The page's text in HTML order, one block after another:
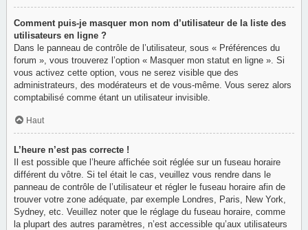
Comment puis-je masquer mon nom d’utilisateur de la liste des
utilisateurs en ligne ?
Dans le panneau de contrôle de l’utilisateur, sous « Préférences du
forum », vous trouverez l’option « Masquer mon statut en ligne ». Si
vous activez cette option, vous ne serez visible que des
administrateurs, des modérateurs et de vous-même. Vous serez alors
comptabilisé comme étant un utilisateur invisible.
Haut
L’heure n’est pas correcte !
Il est possible que l’heure affichée soit réglée sur un fuseau horaire
différent du vôtre. Si tel était le cas, veuillez vous rendre dans le
panneau de contrôle de l’utilisateur et régler le fuseau horaire afin de
trouver votre zone adéquate, par exemple Londres, Paris, New York,
Sydney, etc. Veuillez noter que le réglage du fuseau horaire, comme
la plupart des autres paramètres, n’est accessible qu’aux utilisateurs